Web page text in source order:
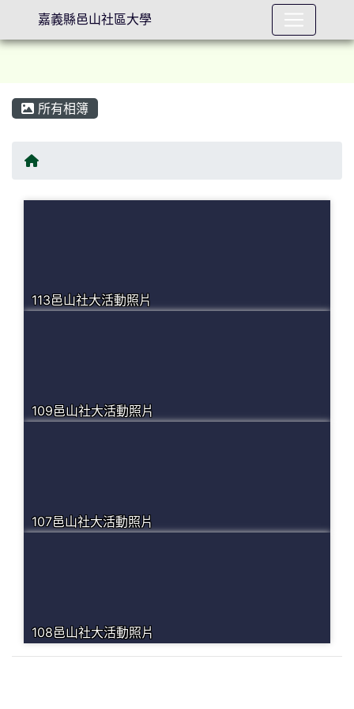
所有相簿
回首頁
113邑山社大活動照片
109邑山社大活動照片
107邑山社大活動照片
108邑山社大活動照片
嘉義縣邑山社區大學